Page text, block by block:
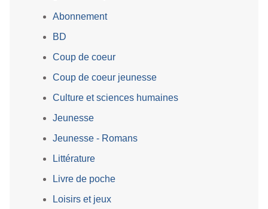
Abonnement
BD
Coup de coeur
Coup de coeur jeunesse
Culture et sciences humaines
Jeunesse
Jeunesse - Romans
Littérature
Livre de poche
Loisirs et jeux